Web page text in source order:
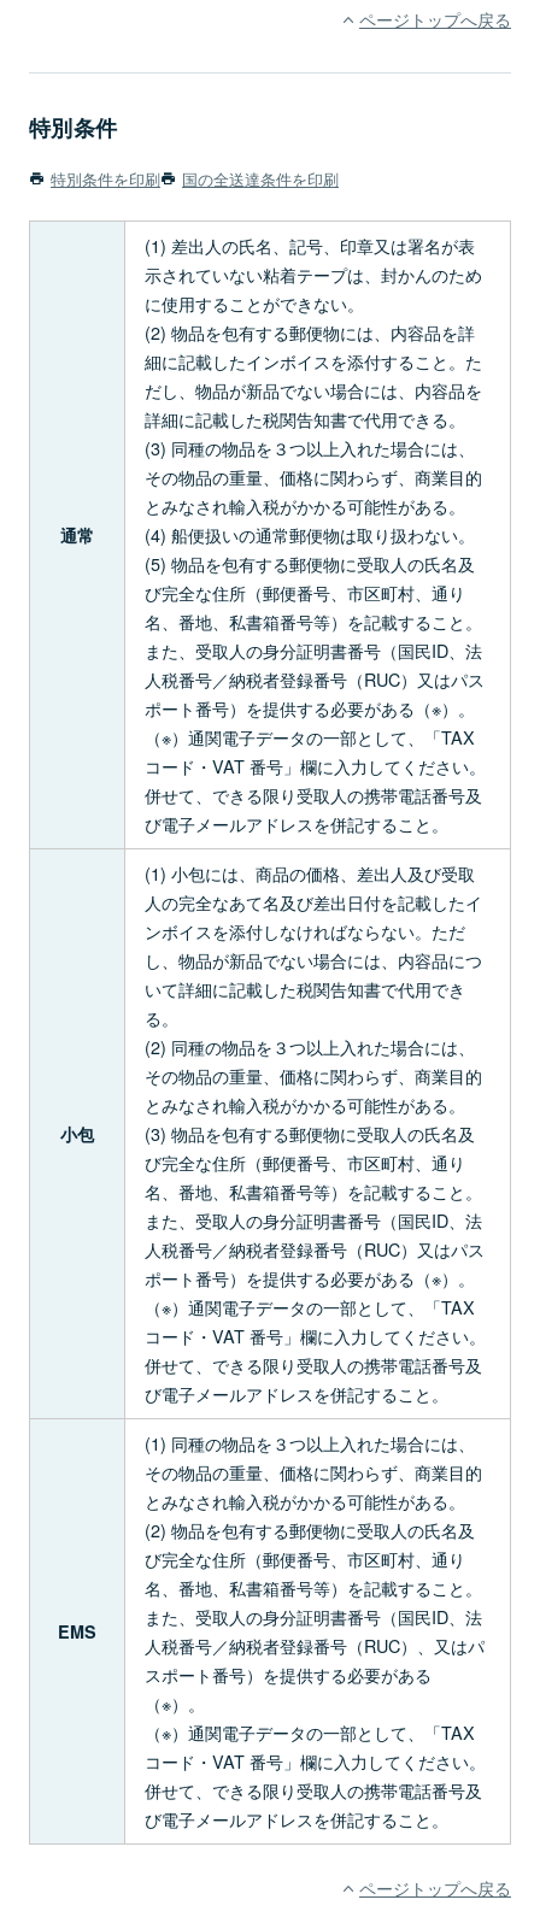
ページトップへ戻る
特別条件
特別条件を印刷 国の全送達条件を印刷
通常
(1) 差出人の氏名、記号、印章又は署名が表
示されていない粘着テープは、封かんのため
に使用することができない。
(2) 物品を包有する郵便物には、内容品を詳
細に記載したインボイスを添付すること。た
だし、物品が新品でない場合には、内容品を
詳細に記載した税関告知書で代用できる。
(3) 同種の物品を３つ以上入れた場合には、
その物品の重量、価格に関わらず、商業目的
とみなされ輸入税がかかる可能性がある。
(4) 船便扱いの通常郵便物は取り扱わない。
(5) 物品を包有する郵便物に受取人の氏名及
び完全な住所（郵便番号、市区町村、通り
名、番地、私書箱番号等）を記載すること。
また、受取人の身分証明書番号（国民ID、法
人税番号／納税者登録番号（RUC）又はパス
ポート番号）を提供する必要がある（※）。
（※）通関電子データの一部として、「TAX
コード・VAT 番号」欄に入力してください。
併せて、できる限り受取人の携帯電話番号及
び電子メールアドレスを併記すること。
小包
(1) 小包には、商品の価格、差出人及び受取
人の完全なあて名及び差出日付を記載したイ
ンボイスを添付しなければならない。ただ
し、物品が新品でない場合には、内容品につ
いて詳細に記載した税関告知書で代用でき
る。
(2) 同種の物品を３つ以上入れた場合には、
その物品の重量、価格に関わらず、商業目的
とみなされ輸入税がかかる可能性がある。
(3) 物品を包有する郵便物に受取人の氏名及
び完全な住所（郵便番号、市区町村、通り
名、番地、私書箱番号等）を記載すること。
また、受取人の身分証明書番号（国民ID、法
人税番号／納税者登録番号（RUC）又はパス
ポート番号）を提供する必要がある（※）。
（※）通関電子データの一部として、「TAX
コード・VAT 番号」欄に入力してください。
併せて、できる限り受取人の携帯電話番号及
び電子メールアドレスを併記すること。
EMS
(1) 同種の物品を３つ以上入れた場合には、
その物品の重量、価格に関わらず、商業目的
とみなされ輸入税がかかる可能性がある。
(2) 物品を包有する郵便物に受取人の氏名及
び完全な住所（郵便番号、市区町村、通り
名、番地、私書箱番号等）を記載すること。
また、受取人の身分証明書番号（国民ID、法
人税番号／納税者登録番号（RUC）、又はパ
スポート番号）を提供する必要がある
（※）。
（※）通関電子データの一部として、「TAX
コード・VAT 番号」欄に入力してください。
併せて、できる限り受取人の携帯電話番号及
び電子メールアドレスを併記すること。
ページトップへ戻る